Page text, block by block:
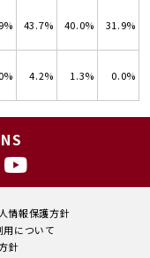
43.7% 40.0% 31.9%
4.2% 1.3% 0.0%
情報保護方針
について
針